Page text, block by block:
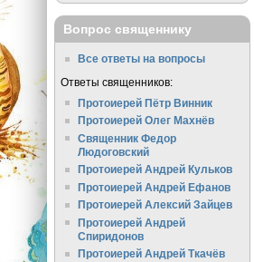
Вопрос священнику
Все ответы на вопросы
Ответы священников:
Протоиерей Пётр Винник
Протоиерей Олег Махнёв
Священник Федор
Людоговский
Протоиерей Андрей Кульков
Протоиерей Андрей Ефанов
Протоиерей Алексий Зайцев
Протоиерей Андрей
Спиридонов
Протоиерей Андрей Ткачёв